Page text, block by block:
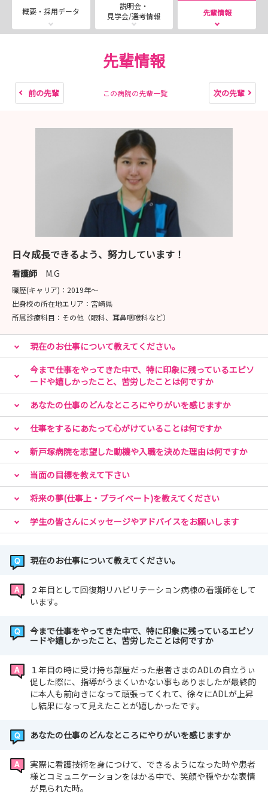
実施場所：イムス横浜東戸塚総合リハビリテーション病院
必要書類：履歴書（写真貼付）・卒業見込証明書・成績証
書類送付先：〒244-0805 神奈川県横浜市戸塚区川上町
・8月15日（土）・8月18日（火）・8月21日（金）・8月
24日（月）
待ちしております！
開催場所：イムス横浜東戸塚総合リハビリテーション病院
開催日程：インターンシップ予約ページをご確認ください
（8月末までの日程公開中！）
時間：9:30～15:00頃まで
内容：就業体験・病院紹介・教育体制の説明・施設見学・
質疑応答など
★お申込みはマイナビ看護学生 説明会予約ページよりお
待ちしております！
■病院見学会
開催場所：イムス横浜東戸塚総合リハビリテーション病院
開催日程：病院見学会予約ページをご確認ください（8月
末までの日程公開中！）
時間：午前の部 10:00~12:00頃まで
午後の部 14:00~16:00頃まで
内容：病院紹介、教育体制の説明、施設見学、質疑応答な
ど
※「こんなこと知りたい！」とリクエストも可能！
★お申込みはマイナビ看護学生 説明会予約ページよりお
待ちしております！
みなさんの応募をお待ちしております！
概要・採用データ
説明会・
見学会/選考情報
先輩情報
先輩情報
前の先輩 この病院の先輩一覧 次の先輩
日々成長できるよう、努力しています！
看護師 M.G
職歴(キャリア)： 2019年〜
出身校の所在地エリア： 宮崎県
所属診療科目： その他（眼科、耳鼻咽喉科など）
現在のお仕事について教えてください。
今まで仕事をやってきた中で、特に印象に残っているエピソ
ードや嬉しかったこと、苦労したことは何ですか
あなたの仕事のどんなところにやりがいを感じますか
仕事をするにあたって心がけていることは何ですか
新戸塚病院を志望した動機や入職を決めた理由は何ですか
当面の目標を教えて下さい
将来の夢(仕事上・プライベート)を教えてください
学生の皆さんにメッセージやアドバイスをお願いします
現在のお仕事について教えてください。
２年目として回復期リハビリテーション病棟の看護師をして
います。
今まで仕事をやってきた中で、特に印象に残っているエピソ
ードや嬉しかったこと、苦労したことは何ですか
１年目の時に受け持ち部屋だった患者さまのADLの自立うぃ
促した際に、指導がうまくいかない事もありましたが最終的
に本人も前向きになって頑張ってくれて、徐々にADLが上昇
し結果になって見えたことが嬉しかったです。
あなたの仕事のどんなところにやりがいを感じますか
実際に看護技術を身につけて、できるようになった時や患者
様とコミュニケーションをはかる中で、笑顔や穏やかな表情
が見られた時。